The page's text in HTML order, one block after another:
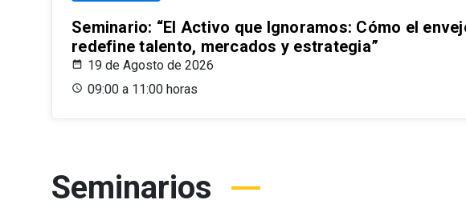
Seminario: “El Activo que Ignoramos: Cómo el
redefine talento, mercados y estrategia”
19 de Agosto de 2026
09:00 a 11:00 horas
Seminarios